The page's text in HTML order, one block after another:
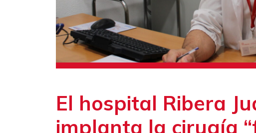
El hospital Ribera
implanta la cirugía